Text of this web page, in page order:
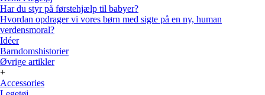
Har du styr på førstehjælp til babyer?
Hvordan opdrager vi vores børn med sigte på en ny, human
verdensmoral?
Idéer
Barndomshistorier
Øvrige artikler
+
Accessories